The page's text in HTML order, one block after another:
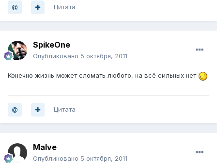
Цитата
SpikeOne
Опубликовано 5 октября, 2011
Конечно жизнь может сломать любого, на всё сильных нет
Цитата
Malve
Опубликовано 5 октября, 2011